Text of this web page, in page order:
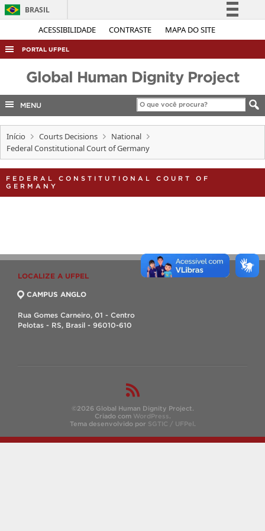
ACESSIBILIDADE CONTRASTE MAPA DO SITE
BRASIL
Simplifique!
Acesso à informação
Legislação
Canais
PORTAL UFPEL
COBALTO
EDITAIS
INTERNACIONAL
OUVIDORIA
Global Human Dignity Project
MENU
Início Courts Decisions
National
Federal Constitutional Court of Germany
FEDERAL CONSTITUTIONAL COURT OF
GERMANY
LOCALIZE A UFPEL
CAMPUS ANGLO
Rua Gomes Carneiro, 01 - Centro
Pelotas - RS, Brasil - 96010-610
©2026 Global Human Dignity Project.
Criado com WordPress.
Tema desenvolvido por SGTIC / UFPel.